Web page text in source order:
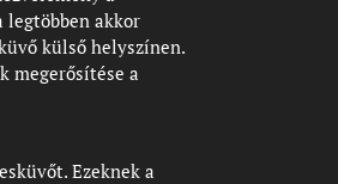
legtöbben akkor
külső helyszínen.
megerősítése a
Ezeknek a